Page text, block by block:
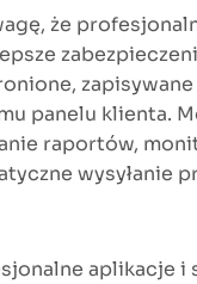
że
panelu klienta.
raportów,
wysyłanie
aplikacje i